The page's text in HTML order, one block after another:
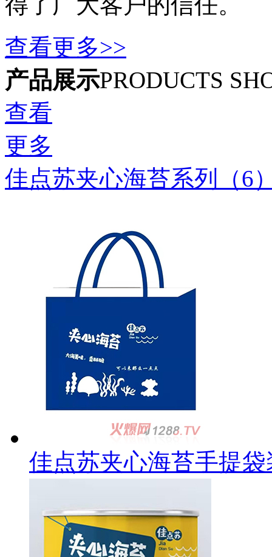
查看更多>>
产品展示PRODUCTS
查看
更多
佳点苏夹心海苔系列（6
佳点苏夹心海苔手提袋